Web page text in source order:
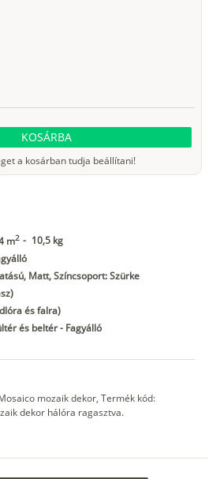
KOSÁRBA
a kosárban tudja beállítani!
m2 - 10,5 kg
Matt, Színcsoport: Szürke
és falra)
és beltér - Fagyálló
mozaik dekor, Termék kód:
dekor hálóra ragasztva.